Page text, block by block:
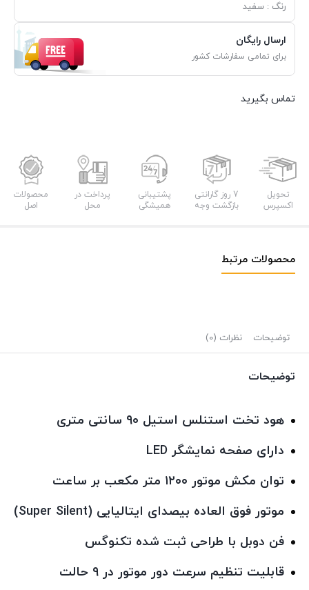
رنگ : سفید
ارسال رایگان
برای تمامی سفارشات کشور
تماس بگیرید
تحویل
اکسپرس
7 روز گارانتی
بازگشت وجه
پشتیبانی
همیشگی
پرداخت در
محل
محصولات
اصل
محصولات مرتبط
توضیحات نظرات (0)
توضیحات
هود تخت استنلس استیل ۹۰ سانتی متری
دارای صفحه نمایشگر LED
توان مکش موتور ۱۲۰۰ متر مکعب بر ساعت
موتور فوق العاده بیصدای ایتالیایی (Super Silent)
فن دوبل با طراحی ثبت شده تکنوگس
قابلیت تنظیم سرعت دور موتور در ۹ حالت